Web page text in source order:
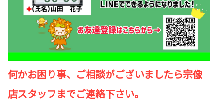
何かお困り事、ご相談がございましたら宗像
店スタッフまでご連絡下さい。